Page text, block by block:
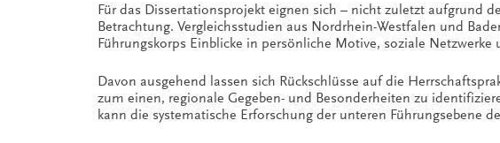
Für das Dissertationsprojekt eignen sich – nicht zuletzt aufgrund
Betrachtung. Vergleichsstudien aus Nordrhein-Westfalen und
Führungskorps Einblicke in persönliche Motive, soziale
Davon ausgehend lassen sich Rückschlüsse auf die
zum einen, regionale Gegeben- und Besonderheiten zu
kann die systematische Erforschung der unteren Führungsebene